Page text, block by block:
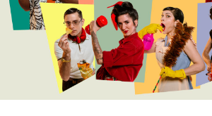
ΕΠΙΚΟΙΝΩΝΙΑ